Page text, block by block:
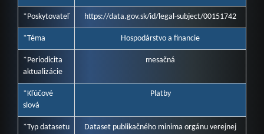
*Poskytovateľ https://data.gov.sk/id/legal-subject/00151742
*Téma Hospodárstvo a financie
*Periodicita
aktualizácie
mesačná
*Kľúčové
slová
Platby
*Typ datasetu
Dataset publikačného minima orgánu verejnej